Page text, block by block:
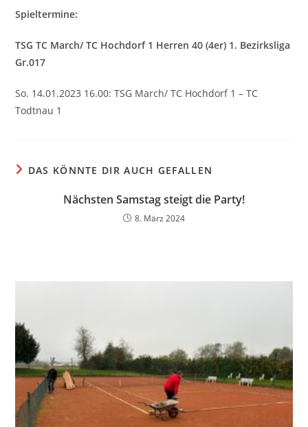
Spieltermine:
TSG TC March/ TC Hochdorf 1 Herren 40 (4er) 1. Bezirksliga
Gr.017
So. 14.01.2023 16.00: TSG March/ TC Hochdorf 1 – TC
Todtnau 1
DAS KÖNNTE DIR AUCH GEFALLEN
Nächsten Samstag steigt die Party!
8. März 2024